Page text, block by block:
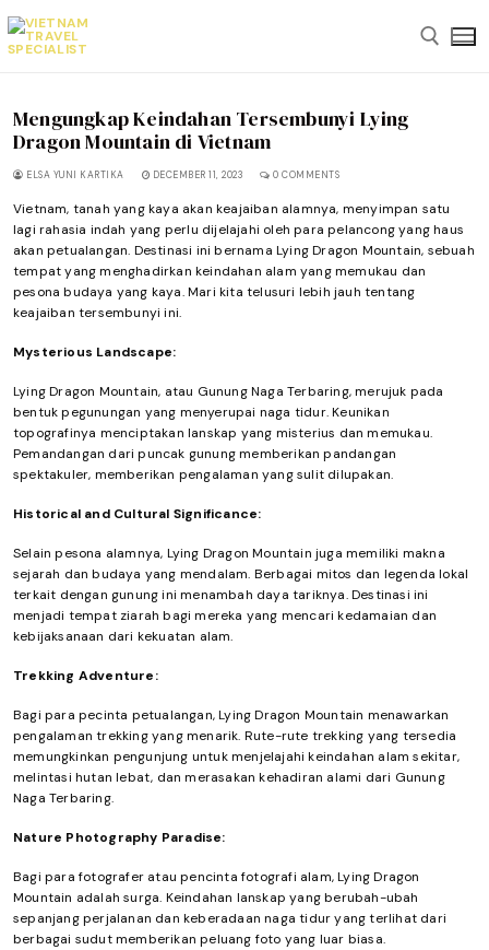
to
content
Search for:
Mengungkap Keindahan Tersembunyi Lying
Dragon Mountain di Vietnam
ELSA YUNI KARTIKA DECEMBER 11, 2023 0 COMMENTS
Vietnam, tanah yang kaya akan keajaiban alamnya, menyimpan satu
lagi rahasia indah yang perlu dijelajahi oleh para pelancong yang haus
akan petualangan. Destinasi ini bernama Lying Dragon Mountain, sebuah
tempat yang menghadirkan keindahan alam yang memukau dan
pesona budaya yang kaya. Mari kita telusuri lebih jauh tentang
keajaiban tersembunyi ini.
Mysterious Landscape:
Lying Dragon Mountain, atau Gunung Naga Terbaring, merujuk pada
bentuk pegunungan yang menyerupai naga tidur. Keunikan
topografinya menciptakan lanskap yang misterius dan memukau.
Pemandangan dari puncak gunung memberikan pandangan
spektakuler, memberikan pengalaman yang sulit dilupakan.
Historical and Cultural Significance:
Selain pesona alamnya, Lying Dragon Mountain juga memiliki makna
sejarah dan budaya yang mendalam. Berbagai mitos dan legenda lokal
terkait dengan gunung ini menambah daya tariknya. Destinasi ini
menjadi tempat ziarah bagi mereka yang mencari kedamaian dan
kebijaksanaan dari kekuatan alam.
Trekking Adventure:
Bagi para pecinta petualangan, Lying Dragon Mountain menawarkan
pengalaman trekking yang menarik. Rute-rute trekking yang tersedia
memungkinkan pengunjung untuk menjelajahi keindahan alam sekitar,
melintasi hutan lebat, dan merasakan kehadiran alami dari Gunung
Naga Terbaring.
Nature Photography Paradise:
Bagi para fotografer atau pencinta fotografi alam, Lying Dragon
Mountain adalah surga. Keindahan lanskap yang berubah-ubah
sepanjang perjalanan dan keberadaan naga tidur yang terlihat dari
berbagai sudut memberikan peluang foto yang luar biasa.